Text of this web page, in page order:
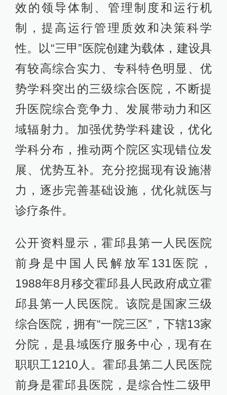
效的领导体制、管理制度和运行机
制，提高运行管理质效和决策科学
性。以“三甲”医院创建为载体，建设具
有较高综合实力、专科特色明显、优
势学科突出的三级综合医院，不断提
升医院综合竞争力、发展带动力和区
域辐射力。加强优势学科建设，优化
学科分布，推动两个院区实现错位发
展、优势互补。充分挖掘现有设施潜
力，逐步完善基础设施，优化就医与
诊疗条件。
公开资料显示，霍邱县第一人民医院
前身是中国人民解放军131医院，
1988年8月移交霍邱县人民政府成立霍
邱县第一人民医院。该院是国家三级
综合医院，拥有“一院三区”，下辖13家
分院，是县域医疗服务中心，现有在
职职工1210人。霍邱县第二人民医院
前身是霍邱县医院，是综合性二级甲